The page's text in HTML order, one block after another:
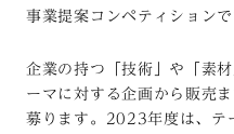
事業提案コンペティションで
企業の持つ「技術」や「素
ーマに対する企画から販売
募ります。2023年度は、テ